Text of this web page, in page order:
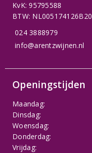
KvK: 95795588
BTW: NL005174126B20
024 3888979
info@arentzwijnen.nl
Openingstijden
Maandag:
Dinsdag:
Woensdag:
Donderdag:
Vrijdag: